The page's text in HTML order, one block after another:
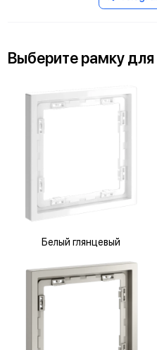
Выберитерамку для
Белый глянцевый